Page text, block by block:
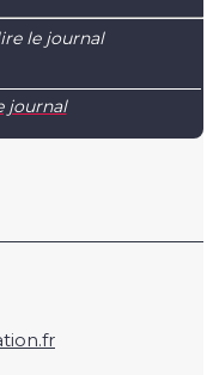
le journal
journal